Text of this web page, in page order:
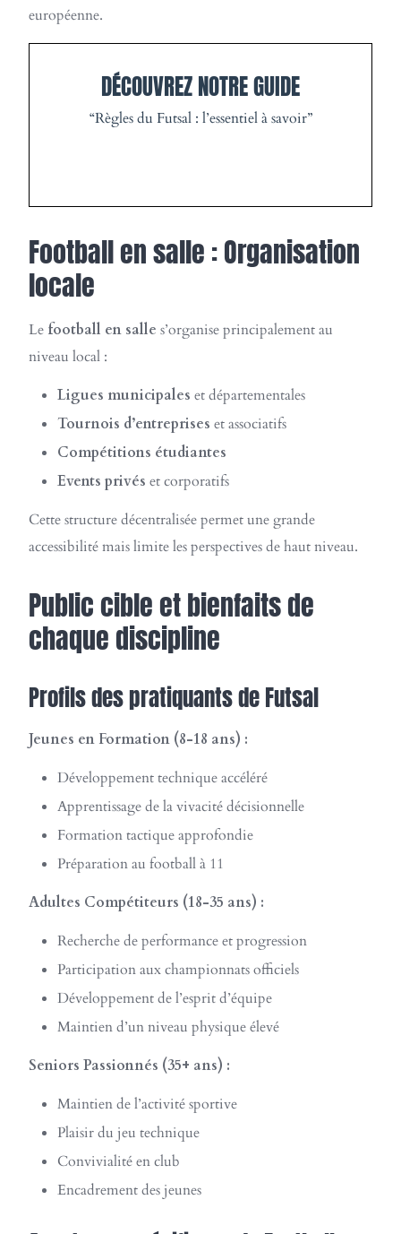
européenne.
DÉCOUVREZ NOTRE GUIDE
“Règles du Futsal : l’essentiel à savoir”
Football en salle : Organisation
locale
Le football en salle s’organise principalement au
niveau local :
Ligues municipales et départementales
Tournois d’entreprises et associatifs
Compétitions étudiantes
Events privés et corporatifs
Cette structure décentralisée permet une grande
accessibilité mais limite les perspectives de haut niveau.
Public cible et bienfaits de
chaque discipline
Profils des pratiquants de Futsal
Jeunes en Formation (8-18 ans) :
Développement technique accéléré
Apprentissage de la vivacité décisionnelle
Formation tactique approfondie
Préparation au football à 11
Adultes Compétiteurs (18-35 ans) :
Recherche de performance et progression
Participation aux championnats officiels
Développement de l’esprit d’équipe
Maintien d’un niveau physique élevé
Seniors Passionnés (35+ ans) :
Maintien de l’activité sportive
Plaisir du jeu technique
Convivialité en club
Encadrement des jeunes